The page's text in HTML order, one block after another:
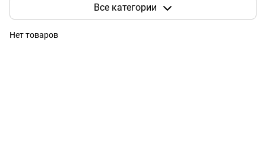
Чехлы с клавиатурой для iPad
Все категории
Нет товаров